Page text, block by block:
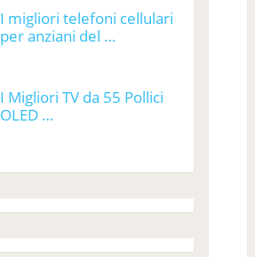
I migliori telefoni cellulari
per anziani del …
I Migliori TV da 55 Pollici
OLED …